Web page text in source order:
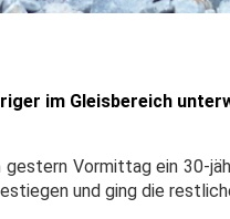
im Gleisbereich
Vormittag ein 30-
und ging die